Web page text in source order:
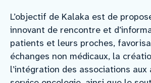
L’objectif de Kalaka est de
innovant de rencontre et
patients et leurs proches,
échanges non médicaux, la
l’intégration des associations aux